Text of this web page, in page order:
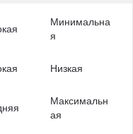
Минимальна
я
Низкая
Максимальн
ая